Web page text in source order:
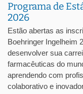
Programa de
2026
Estão abertas as
Boehringer Ingelheim
desenvolver sua
farmacêuticas do
aprendendo com
colaborativo e